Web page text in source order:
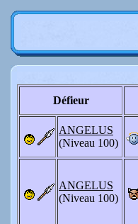
Défieur
ANGELUS
(Niveau 100)
ANGELUS
(Niveau 100)